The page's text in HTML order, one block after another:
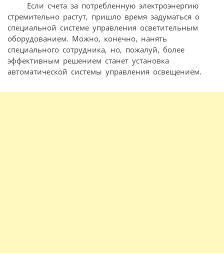
Если счета за потребленную электроэнергию
стремительно растут, пришло время задуматься о
специальной системе управления осветительным
оборудованием. Можно, конечно, нанять
специального сотрудника, но, пожалуй, более
эффективным решением станет установка
автоматической системы управления освещением.